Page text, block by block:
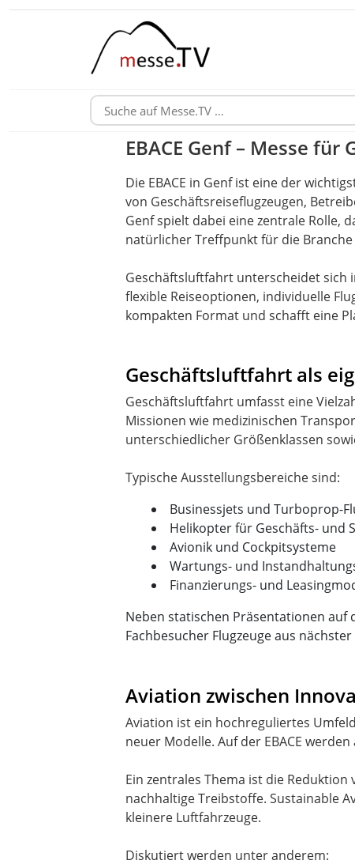
EBACE Genf – Messe
Die EBACE in Genf ist eine der
von Geschäftsreiseflugzeugen,
Genf spielt dabei eine zentrale Rolle,
natürlicher Treffpunkt für die Branche
Geschäftsluftfahrt unterscheidet sich
flexible Reiseoptionen, individuelle
kompakten Format und schafft eine
Geschäftsluftfahrt als
Geschäftsluftfahrt umfasst eine
Missionen wie medizinischen
unterschiedlicher Größenklassen
Businessjets und Turboprop-
Helikopter für Geschäfts- und
Avionik und Cockpitsysteme
Wartungs- und
Finanzierungs- und
Neben statischen Präsentationen auf
Fachbesucher Flugzeuge aus
Aviation zwischen
Aviation ist ein hochreguliertes
neuer Modelle. Auf der EBACE
Ein zentrales Thema ist die
nachhaltige Treibstoffe. Sustainable
kleinere Luftfahrzeuge.